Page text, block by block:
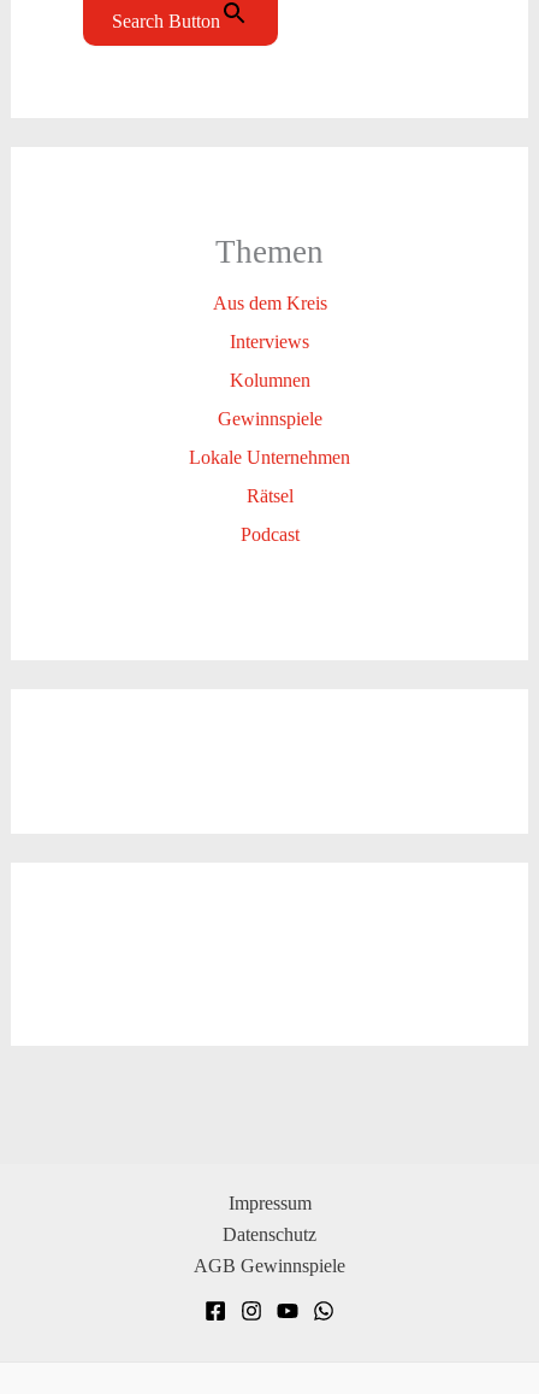
Search Button
Themen
Aus dem Kreis
Interviews
Kolumnen
Gewinnspiele
Lokale Unternehmen
Rätsel
Podcast
Impressum
Datenschutz
AGB Gewinnspiele